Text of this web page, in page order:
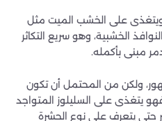
ويتغذى على الخشب الميت مثل
الخشبية، وهو سريع التكاثر
مبنى بأكمله.
ولكن من المحتمل أن تكون
يتغذى على السليلوز المتواجد
حتى يتعرف على نوع الحشرة